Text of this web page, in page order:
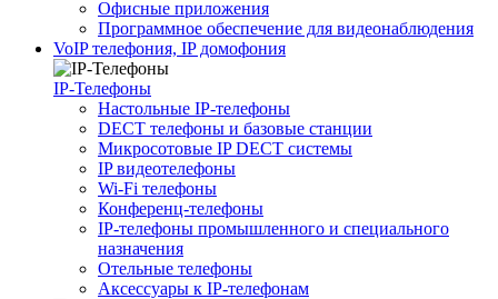
Офисные приложения
Программное обеспечение для видеонаблюдения
VoIP телефония, IP домофония
IP-Телефоны
Настольные IP-телефоны
DECT телефоны и базовые станции
Микросотовые IP DECT системы
IP видеотелефоны
Wi-Fi телефоны
Конференц-телефоны
IP-телефоны промышленного и специального
назначения
Отельные телефоны
Аксессуары к IP-телефонам